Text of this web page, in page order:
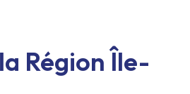
Région Île-